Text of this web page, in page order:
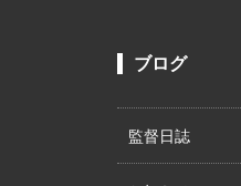
ブログ
監督日誌